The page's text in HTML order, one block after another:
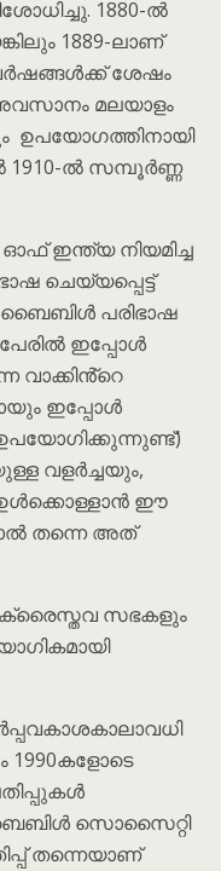
1880-ൽ
1889-ലാണ്
ശേഷം
മലയാളം
ഉപയോഗത്തിനായി
ൽ സമ്പൂർണ്ണ
ഇന്ത്യ നിയമിച്ച
ചെയ്യപ്പെട്ട്
ബൈബിൾ പരിഭാഷ
ഇപ്പോൾ
വാക്കിൻ്റെ
ഇപ്പോൾ
വളർച്ചയും,
ഈ
തന്നെ അത്
ക്രൈസ്തവ സഭകളും
ബൈബിൾ സൊസൈറ്റി
തന്നെയാണ്